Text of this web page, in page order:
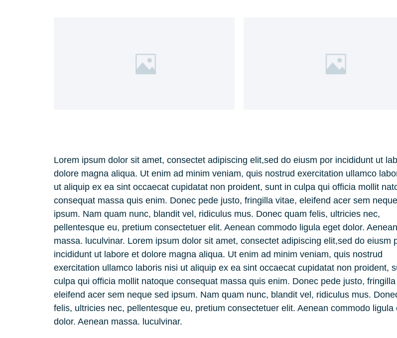
Lorem ipsum dolor sit amet, consectet adipiscing elit,sed do eiusm por incididunt ut
dolore magna aliqua. Ut enim ad minim veniam, quis nostrud exercitation ullamco
ut aliquip ex ea sint occaecat cupidatat non proident, sunt in culpa qui officia mollit
consequat massa quis enim. Donec pede justo, fringilla vitae, eleifend acer sem
ipsum. Nam quam nunc, blandit vel, ridiculus mus. Donec quam felis, ultricies nec,
pellentesque eu, pretium consectetuer elit. Aenean commodo ligula eget dolor. Aenean
massa. luculvinar. Lorem ipsum dolor sit amet, consectet adipiscing elit,sed do eiusm
incididunt ut labore et dolore magna aliqua. Ut enim ad minim veniam, quis nostrud
exercitation ullamco laboris nisi ut aliquip ex ea sint occaecat cupidatat non proident,
culpa qui officia mollit natoque consequat massa quis enim. Donec pede justo,
eleifend acer sem neque sed ipsum. Nam quam nunc, blandit vel, ridiculus mus.
felis, ultricies nec, pellentesque eu, pretium consectetuer elit. Aenean commodo ligula
dolor. Aenean massa. luculvinar.